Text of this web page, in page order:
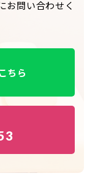
お問い合わせく
ちら